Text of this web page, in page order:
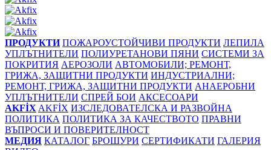
ПРОДУКТИ ПОЖАРОУСТОЙЧИВИ ПРОДУКТИ ЛЕПИЛА
УПЛЪТНИТЕЛИ ПОЛИУРЕТАНОВИ ПЯНИ СИСТЕМИ ЗА
ПОКРИТИЯ АЕРОЗОЛИ АВТОМОБИЛИ; РЕМОНТ,
ГРИЖА, ЗАЩИТНИ ПРОДУКТИ ИНДУСТРИАЛНИ;
РЕМОНТ, ГРИЖА, ЗАЩИТНИ ПРОДУКТИ АНАЕРОБНИ
УПЛЪТНИТЕЛИ СПРЕЙ БОИ АКСЕСОАРИ
AKFİX AKFİX ИЗСЛЕДОВАТЕЛСКА И РАЗВОЙНА
ПОЛИТИКА ПОЛИТИКА ЗА КАЧЕСТВОТО ПРАВНИ
ВЪПРОСИ И ПОВЕРИТЕЛНОСТ
МЕДИЯ КАТАЛОГ БРОШУРИ СЕРТИФИКАТИ ГАЛЕРИЯ